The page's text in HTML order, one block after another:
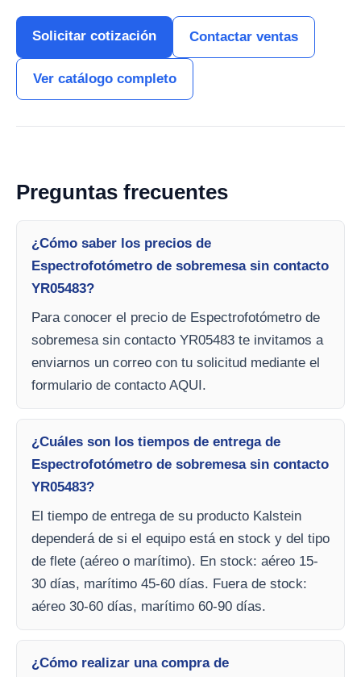
Solicitar cotización Contactar ventas
Ver catálogo completo
Preguntas frecuentes
¿Cómo saber los precios de
Espectrofotómetro de sobremesa sin contacto
YR05483?
Para conocer el precio de Espectrofotómetro de
sobremesa sin contacto YR05483 te invitamos a
enviarnos un correo con tu solicitud mediante el
formulario de contacto AQUI.
¿Cuáles son los tiempos de entrega de
Espectrofotómetro de sobremesa sin contacto
YR05483?
El tiempo de entrega de su producto Kalstein
dependerá de si el equipo está en stock y del tipo
de flete (aéreo o marítimo). En stock: aéreo 15-
30 días, marítimo 45-60 días. Fuera de stock:
aéreo 30-60 días, marítimo 60-90 días.
¿Cómo realizar una compra de